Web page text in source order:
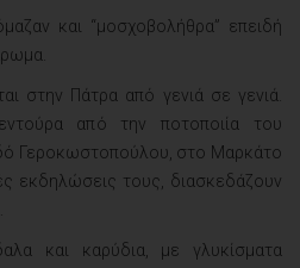
και “μοσχοβολήθρα” επειδή
στην Πάτρα από γενιά σε γενιά.
από την ποτοποιία του
Γεροκωστοπούλου, στο Μαρκάτο
εκδηλώσεις τους, διασκεδάζουν
και καρύδια, με γλυκίσματα